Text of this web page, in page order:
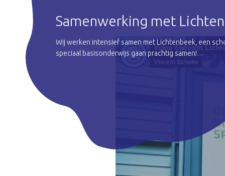
Samenwerking met
Wij werken intensief samen met Lichtenbeek, een
speciaal basisonderwijs gaan prachtig samen!